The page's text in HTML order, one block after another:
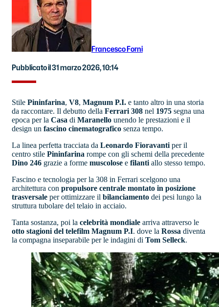
Francesco Forni
Pubblicato il 31 marzo 2026, 10:14
Stile Pininfarina, V8, Magnum P.I. e tanto altro in una storia
da raccontare. Il debutto della Ferrari 308 nel 1975 segna una
epoca per la Casa di Maranello unendo le prestazioni e il
design un fascino cinematografico senza tempo.
La linea perfetta tracciata da Leonardo Fioravanti per il
centro stile Pininfarina rompe con gli schemi della precedente
Dino 246 grazie a forme muscolose e filanti allo stesso tempo.
Fascino e tecnologia per la 308 in Ferrari scelgono una
architettura con propulsore centrale montato in posizione
trasversale per ottimizzare il bilanciamento dei pesi lungo la
struttura tubolare del telaio in acciaio.
Tanta sostanza, poi la celebrità mondiale arriva attraverso le
otto stagioni del telefilm Magnum P.I. dove la Rossa diventa
la compagna inseparabile per le indagini di Tom Selleck.